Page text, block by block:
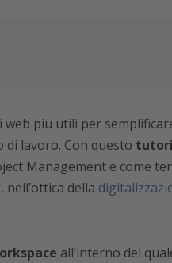
più utili per
lavoro. Con questo
Management e come
della
all’interno del